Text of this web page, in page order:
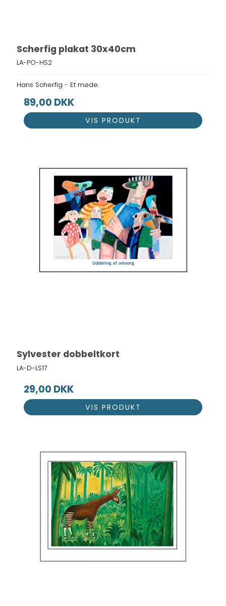
Scherfig plakat 30x40cm
LA-PO-HS2
Hans Scherfig - Et møde.
89,00 DKK
VIS PRODUKT
Sylvester dobbeltkort
LA-D-LS17
29,00 DKK
VIS PRODUKT